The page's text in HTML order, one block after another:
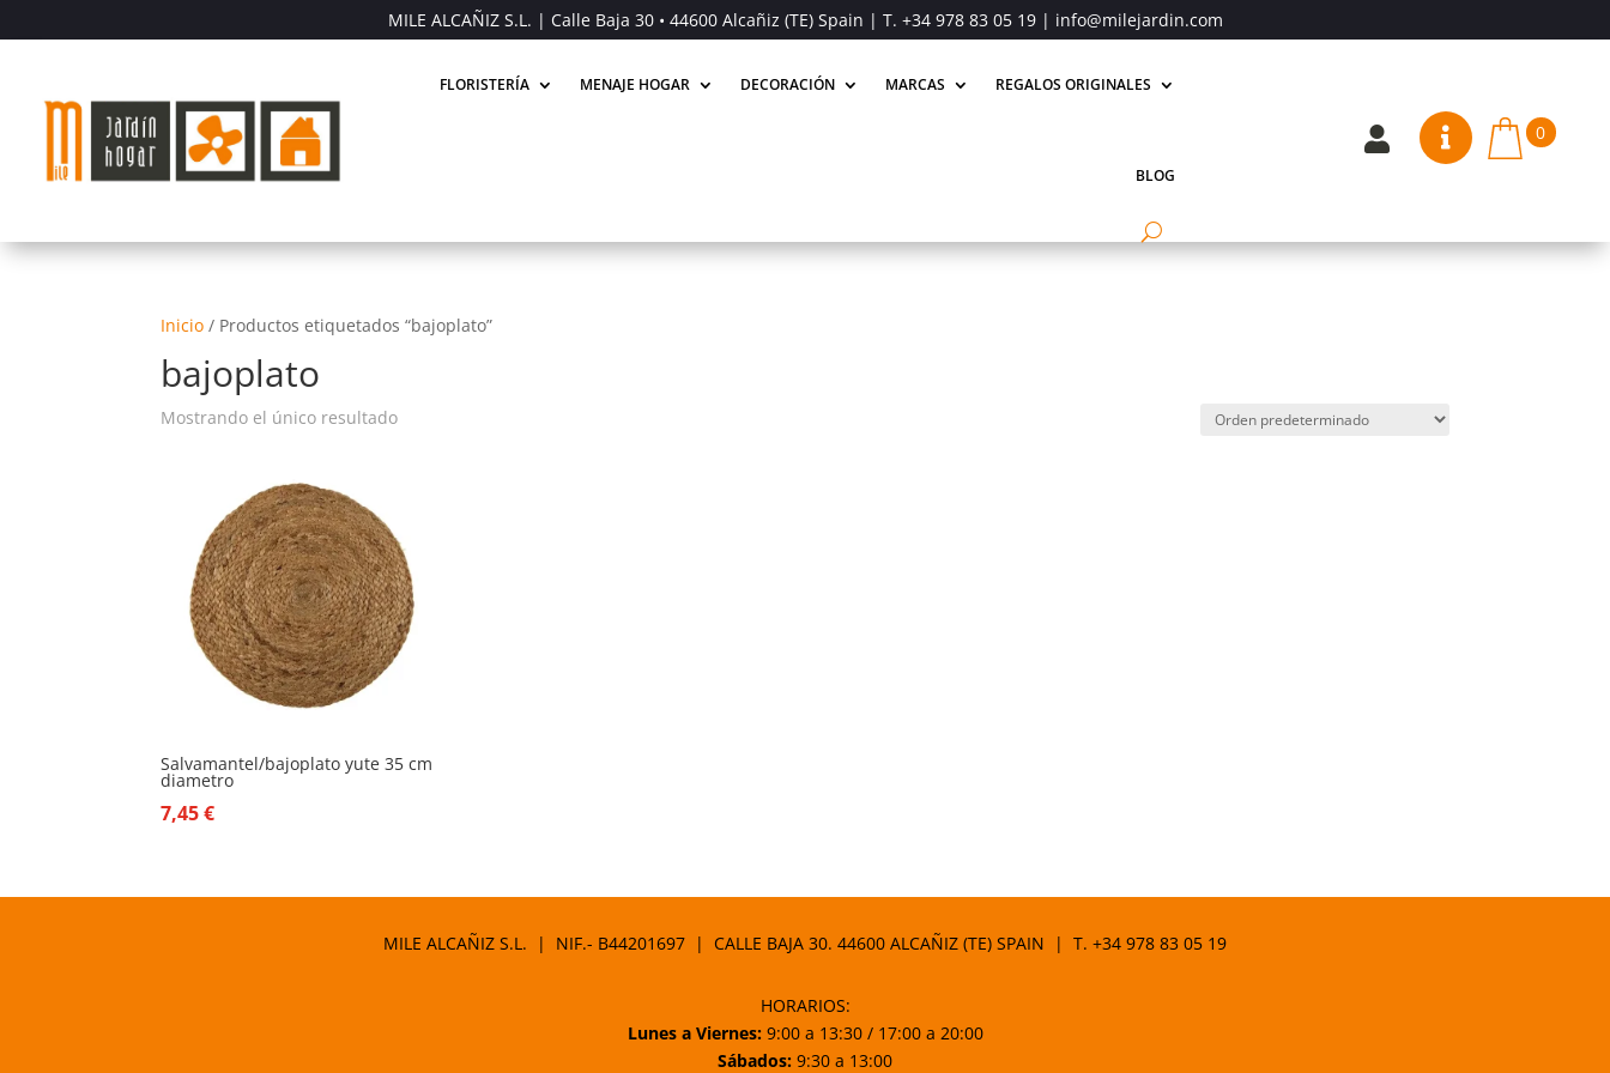
MILE ALCAÑIZ S.L. | Calle Baja 30 • 44600 Alcañiz (TE) Spain | T. +34 978 83 05 19| info@milejardin.com
FLORISTERÍA MENAJE HOGAR DECORACIÓN MARCAS REGALOS ORIGINALES
BLOG
  0
Inicio / Productos etiquetados “bajoplato”
bajoplato
Mostrando el único resultado
Salvamantel/bajoplato yute 35 cm
diametro
7,45€
MILE ALCAÑIZ S.L. | NIF.- B44201697 | CALLE BAJA 30. 44600 ALCAÑIZ (TE) SPAIN | T. +34 978 83 05 19
HORARIOS:
Lunes a Viernes:9:00 a 13:30 / 17:00 a 20:00
Sábados: 9:30 a 13:00